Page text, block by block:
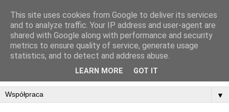
▼
This site uses cookies from Google to deliver its services
and to analyze traffic. Your IP address and user-agent are
shared with Google along with performance and security
metrics to ensure quality of service, generate usage
statistics, and to detect and address abuse.
LEARN MORE GOT IT